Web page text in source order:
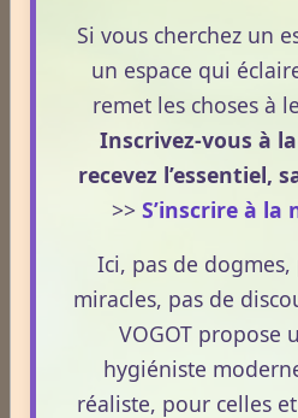
Médecines Douces
Actinologie
Acupuncture
Si vous cherchez un
un espace qui
remet les choses à
Inscrivez-vous à
recevez l’essentiel,
>> S’inscrire à la
Ici, pas de dogmes,
miracles, pas de
VOGOT propose
hygiéniste
réaliste, pour celles